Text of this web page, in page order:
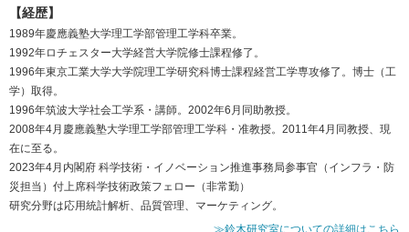
【経歴】
1989年慶應義塾大学理工学部管理工学科卒業。
1992年ロチェスター大学経営大学院修士課程修了。
1996年東京工業大学大学院理工学研究科博士課程経営工学専攻修了。博士（工
学）取得。
1996年筑波大学社会工学系・講師。2002年6月同助教授。
2008年4月慶應義塾大学理工学部管理工学科・准教授。2011年4月同教授、現
在に至る。
2023年4月内閣府 科学技術・イノベーション推進事務局参事官（インフラ・防
災担当）付上席科学技術政策フェロー（非常勤）
研究分野は応用統計解析、品質管理、マーケティング。
≫鈴木研究室についての詳細はこちら